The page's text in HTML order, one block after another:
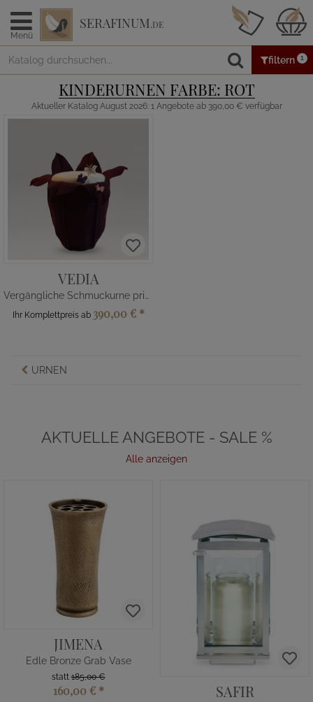
Menü
SERAFINUM.DE
filtern 1
KINDERURNEN FARBE: ROT
Aktueller Katalog August 2026: 1 Angebote ab 390,00 € verfügbar
VEDIA
Vergängliche Schmuckurne privat online kaufen
Ihr Komplettpreis ab 390,00 € *
URNEN
AKTUELLE ANGEBOTE - SALE %
Alle anzeigen
JIMENA
Edle Bronze Grab Vase
statt185,00 €
160,00 € * SAFIR